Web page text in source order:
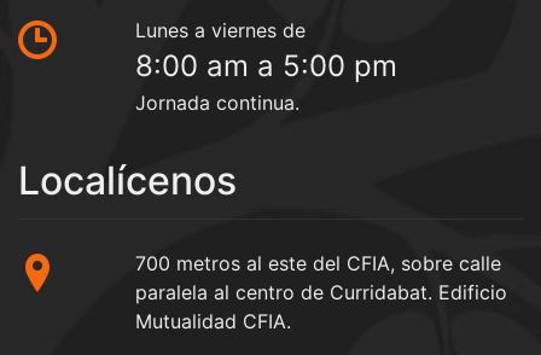
Lunes a viernes de
8:00 am a 5:00 pm
Jornada continua.
Localícenos
700 metros al este del CFIA, sobre calle
paralela al centro de Curridabat. Edificio
Mutualidad CFIA.